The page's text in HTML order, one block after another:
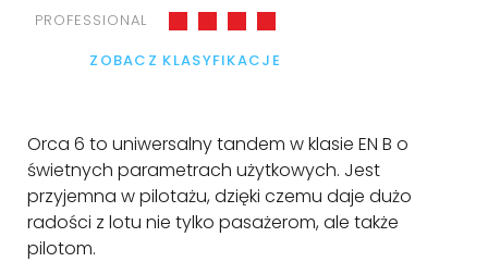
Orca 6 to uniwersalny tandem w klasie EN B o
świetnych parametrach użytkowych. Jest
przyjemna w pilotażu, dzięki czemu daje dużo
radości z lotu nie tylko pasażerom, ale także
pilotom.
PROFESSIONAL
ZOBACZ KLASYFIKACJE